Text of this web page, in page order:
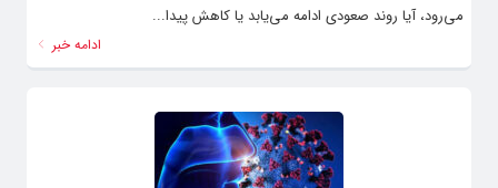
می‌رود، آیا روند صعودی ادامه می‌یابد یا کاهش پیدا...
ادامه خبر